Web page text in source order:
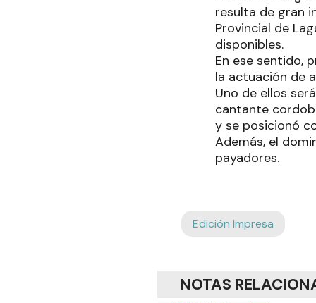
resulta de gran
Provincial de
disponibles.
En ese sentido,
la actuación de
Uno de ellos
cantante
y se posicionó
Además, el
payadores.
Edición Impresa
NOTAS